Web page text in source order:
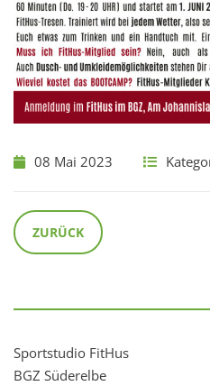
08 Mai 2023
ZURÜCK
Sportstudio FitHus
BGZ Süderelbe